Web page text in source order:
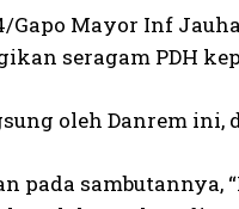
Mayor Inf
seragam PDH
oleh Danrem ini,
pada